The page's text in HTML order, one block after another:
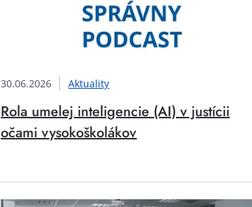
30.06.2026 Aktuality
Rola umelej inteligencie (AI) v justícii
očami vysokoškolákov